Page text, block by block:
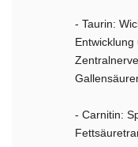
- Taurin:
- Carnitin: